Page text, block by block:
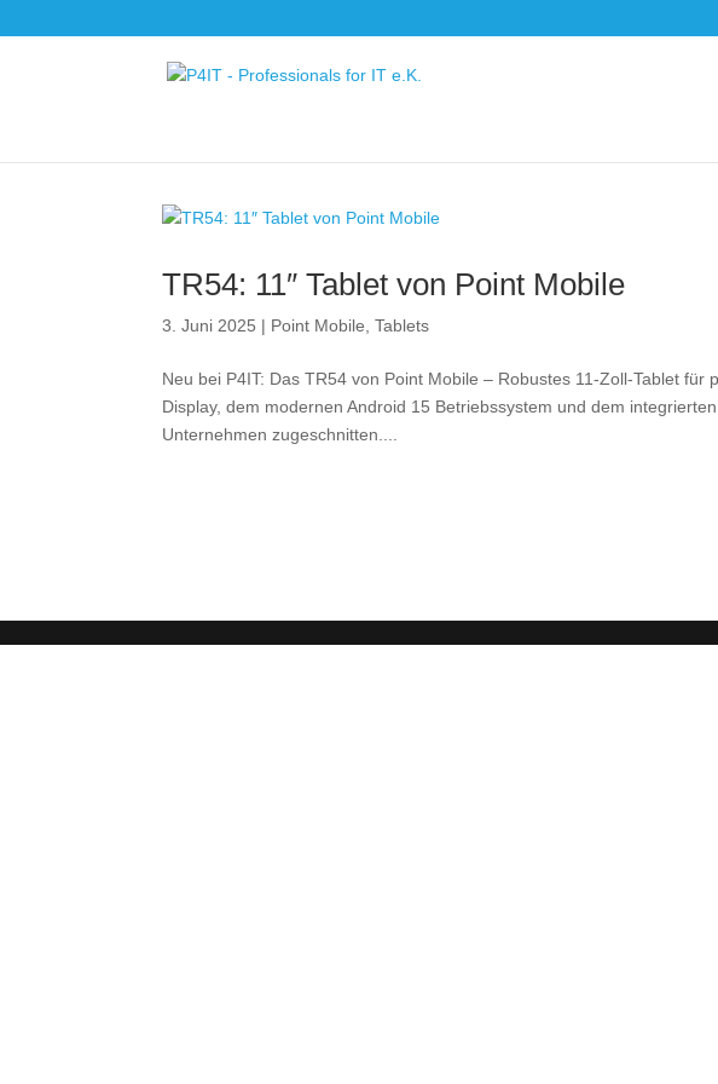
TR54: 11″ Tablet von Point Mobile
3. Juni 2025 | Point Mobile ,Tablets
Neu bei P4IT: Das TR54 von Point Mobile – Robustes 11-Zoll-Tablet
Display, dem modernen Android 15 Betriebssystem und dem
Unternehmen zugeschnitten....